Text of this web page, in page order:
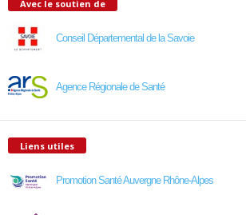
Avec le soutien de
Conseil Départemental de la Savoie
Agence Régionale de Santé
Liens utiles
Promotion Santé Auvergne Rhône-Alpes